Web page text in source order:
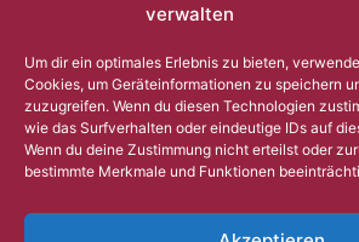
verwalten
Um dir ein optimales Erlebnis zu bieten,
Cookies, um Geräteinformationen zu speichern
zuzugreifen. Wenn du diesen Technologien
wie das Surfverhalten oder eindeutige IDs auf
Wenn du deine Zustimmung nicht erteilst oder
bestimmte Merkmale und Funktionen
Telefon: 0201 – 57 17
Bitte nutzen Sie außerhalb der
Anrufbeantworter.